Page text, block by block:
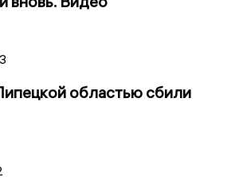
областью сбили